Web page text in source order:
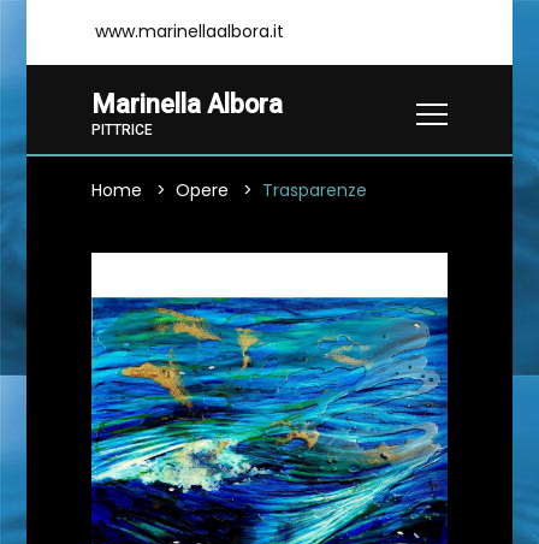
www.marinellaalbora.it
Marinella Albora
PITTRICE
Home Opere Trasparenze